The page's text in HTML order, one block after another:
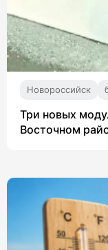
Новороссийск
Три новых
Восточном